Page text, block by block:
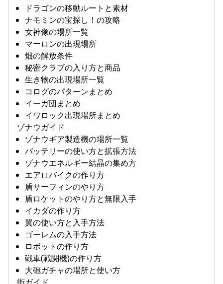
ドラゴンの移動ルートと素材
ナモミンの宝探し！の攻略
女神像の場所一覧
マーロンの出現場所
畑の解放条件
秘密クラブの入り方と商品
生き物の出現場所一覧
コログのパターンまとめ
イーガ団まとめ
イワロック出現場所まとめ
ゾナウガイド
ゾナウギア製造機の場所一覧
バッテリーの使い方と拡張方法
ゾナウエネルギー結晶の集め方
エアロバイクの作り方
盾サーフィンのやり方
盾ロケットのやり方と無限入手
イカダの作り方
翼の使い方と入手方法
ゴーレムの入手方法
ロボットの作り方
戦車(戦闘機)の作り方
大砲ガチャの場所と使い方
街ガイド